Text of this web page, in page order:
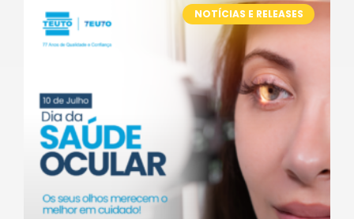
NOTÍCIAS E RELEASES